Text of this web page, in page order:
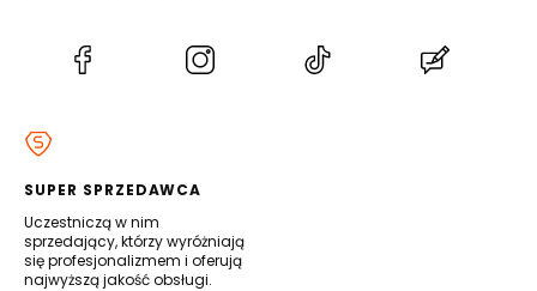
(Otwiera
(Otwiera
(Otwiera
SUPER SPRZEDAWCA
Uczestniczą w nim
sprzedający, którzy wyróżniają
się profesjonalizmem i oferują
najwyższą jakość obsługi.